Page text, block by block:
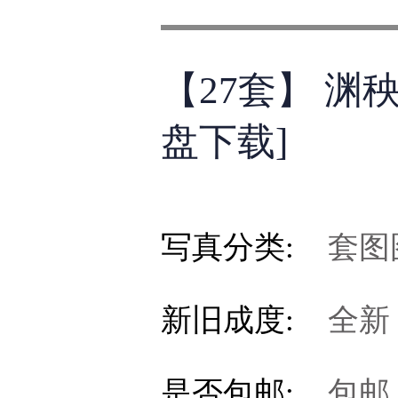
【27套】 渊
盘下载]
写真分类: 套
新旧成度: 全新